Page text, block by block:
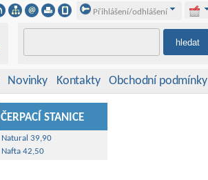
Přihlášení/odhlášení
Novinky Kontakty Obchodní podmínky
ČERPACÍ STANICE
Natural 39,90
Nafta 42,50